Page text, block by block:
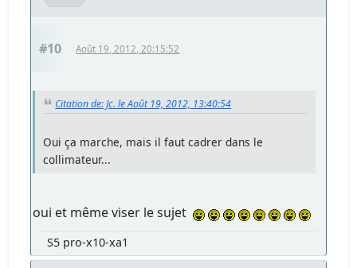
#10 Août 19, 2012, 20:15:52
Citation de: Jc. le Août 19, 2012, 13:40:54
Oui ça marche, mais il faut cadrer dans le
collimateur...
oui et même viser le sujet
S5 pro-x10-xa1